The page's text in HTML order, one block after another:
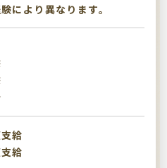
により異なります。
給
給